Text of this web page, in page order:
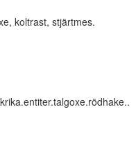
koltrast, stjärtmes.